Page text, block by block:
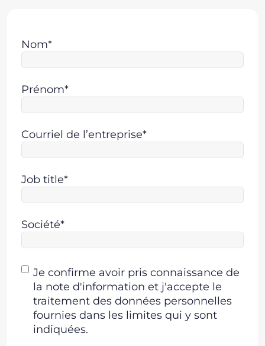
Nom*
Prénom*
Courriel de l’entreprise*
Job title*
Société*
Consentement
Je confirme avoir pris connaissance de
la note d'information et j'accepte le
traitement des données personnelles
fournies dans les limites qui y sont
indiquées.